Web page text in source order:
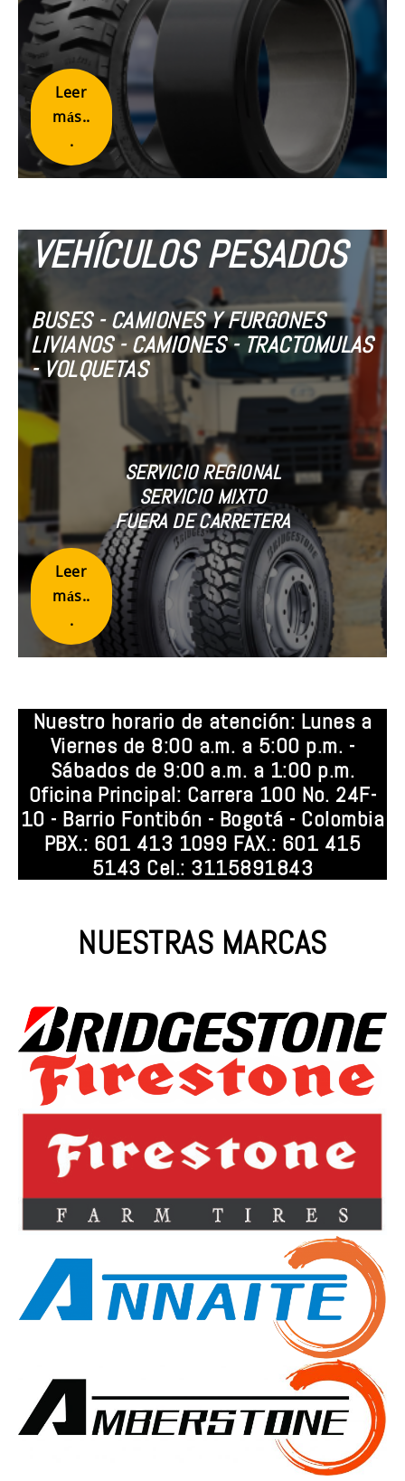
Leer
más..
.
VEHÍCULOS PESADOS
BUSES - CAMIONES Y FURGONES
LIVIANOS - CAMIONES - TRACTOMULAS
- VOLQUETAS
SERVICIO REGIONAL
SERVICIO MIXTO
FUERA DE CARRETERA
Leer
más..
.
Nuestro horario de atención: Lunes a
Viernes de 8:00 a.m. a 5:00 p.m. -
Sábados de 9:00 a.m. a 1:00 p.m.
Oficina Principal: Carrera 100 No. 24F-
10 - Barrio Fontibón - Bogotá - Colombia
PBX.: 601 413 1099 FAX.: 601 415
5143 Cel.: 3115891843
NUESTRAS MARCAS